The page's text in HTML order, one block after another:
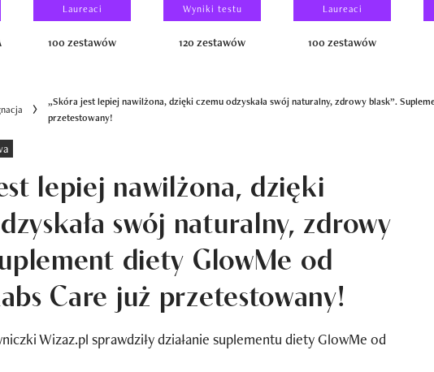
Laureaci
100 zestawów
Wyniki testu
120 zestawów
Laureaci
100 zestawów
„Skóra jest lepiej nawilżona, dzięki czemu odzyskała swój naturalny, zdrowy blask”.
przetestowany!
lepiej nawilżona, dzięki
swój naturalny, zdrowy
diety GlowMe od
Care już przetestowany!
Wizaz.pl sprawdziły działanie suplementu diety GlowMe od